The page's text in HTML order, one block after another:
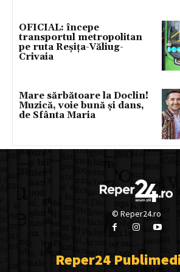
OFICIAL: începe
transportul metropolitan
pe ruta Reșița-Văliug-
Crivaia
Mare sărbătoare la Doclin!
Muzică, voie bună și dans,
de Sfânta Maria
© Reper24.ro
Reper24